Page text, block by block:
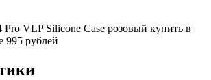
Pro VLP Silicone Case розовый купить в
995 рублей